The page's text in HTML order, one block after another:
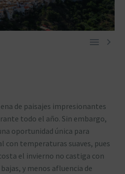
 
de paisajes impresionantes
todo el año. Sin embargo,
oportunidad única para
con temperaturas suaves, pues
el invierno no castiga con
y menos afluencia de